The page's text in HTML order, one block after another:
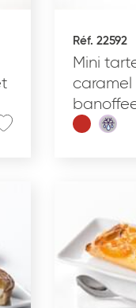
Réf. 22592
Mini
caramel